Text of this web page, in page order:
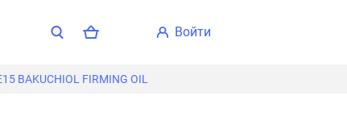
войти
FIRMING OIL